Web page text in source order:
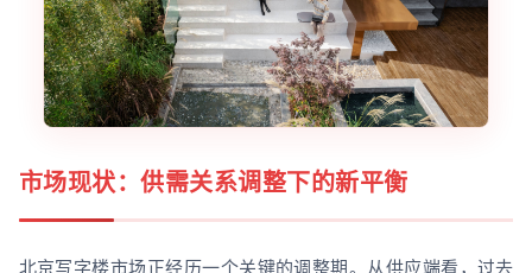
市场现状：供需关系调整下的新平衡
北京写字楼市场正经历一个关键的调整期。从供应端看，过去